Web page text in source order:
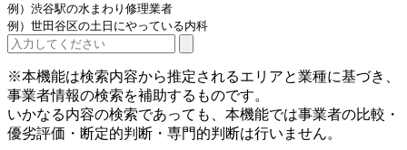
例）渋谷駅の水まわり修理業者
例）世田谷区の土日にやっている内科
※本機能は検索内容から推定されるエリアと業種に基づき、
事業者情報の検索を補助するものです。
いかなる内容の検索であっても、本機能では事業者の比較・
優劣評価・断定的判断・専門的判断は行いません。